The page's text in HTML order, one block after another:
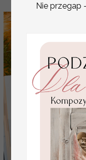
Nie przegap